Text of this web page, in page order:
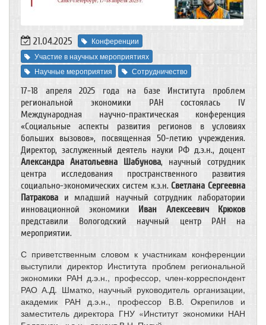
21.04.2025
Конференции
Участие в научных мероприятиях
Научные мероприятия
Сотрудничество
17-18 апреля 2025 года на базе Института проблем
региональной экономики РАН состоялась IV
Международная научно-практическая конференция
«Социальные аспекты развития регионов в условиях
больших вызовов», посвященная 50-летию учреждения.
Директор, заслуженный деятель науки РФ д.э.н., доцент
Александра Анатольевна Шабунова, научный сотрудник
центра исследования пространственного развития
социально-экономических систем к.э.н.Светлана Сергеевна
Патракова и младший научный сотрудник лаборатории
инновационной экономики Иван Алексеевич Крюков
представили Вологодский научный центр РАН на
мероприятии.
С приветственным словом к участникам конференции
выступили директор Института проблем региональной
экономики РАН д.э.н., профессор, член-корреспондент
РАО А.Д. Шматко, научный руководитель организации,
академик РАН д.э.н., профессор В.В. Окрепилов и
заместитель директора ГНУ «Институт экономики НАН